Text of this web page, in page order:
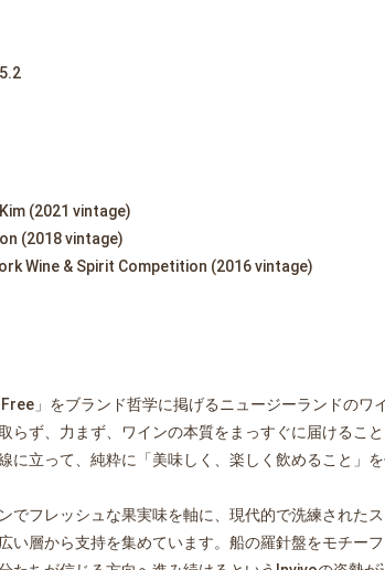
(2021 vintage)
(2018 vintage)
Wine & Spirit Competition (2016 vintage)
」をブランド哲学に掲げるニュージーランドのワ
らず、力まず、ワインの本質をまっすぐに届けるこ
に立って、純粋に「美味しく、楽しく飲めること」を
でフレッシュな果実味を軸に、現代的で洗練された
い層から支持を集めています。船の羅針盤をモチー